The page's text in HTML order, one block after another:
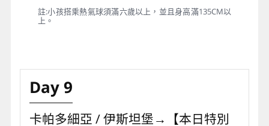
【註】本日將安排專業隨行攝影師(一位)隨團跟拍，為大
家隨時捕捉最美好而自然的瞬間。
允許下才能飛行，有可能會臨時取消；且需要凌晨四點
左右起床，並非所有的遊客體力皆能負荷，建議到了土
耳其之後，在當地導遊清楚的解說下，視隔日天氣預測
再決定參加與否。(因有懼高症或特殊疾病者不適宜，故
敬請自行評估健康及安全狀況)。